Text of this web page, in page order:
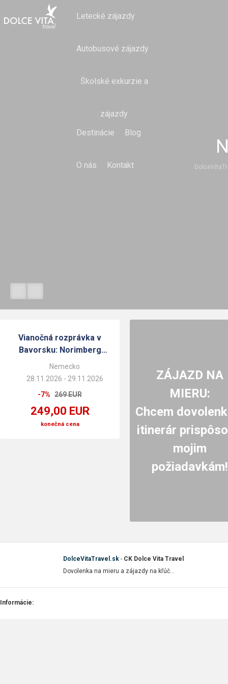
Letecké zájazdy
Autobusové zájazdy
Školské exkurzie a
zájazdy
Destinácie
Blog
O nás Kontakt
Vianočná rozprávka v
Bavorsku: Norimberg
a Rothenburg
Nemecko
28.11.2026 - 29.11.2026
-7% 269 EUR
249,00 EUR
konečná cena
ZÁJAZD NA
MIERU:
Chcem
itinerár
mojim
požiadavkám!
DolceVitaTravel.sk - CK Dolce Vita Travel
Dovolenka na mieru a zájazdy na kľúč...
Informácie: